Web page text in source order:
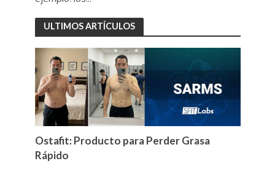
ULTIMOS ARTÍCULOS
Ostafit: Producto para Perder Grasa
Rápido